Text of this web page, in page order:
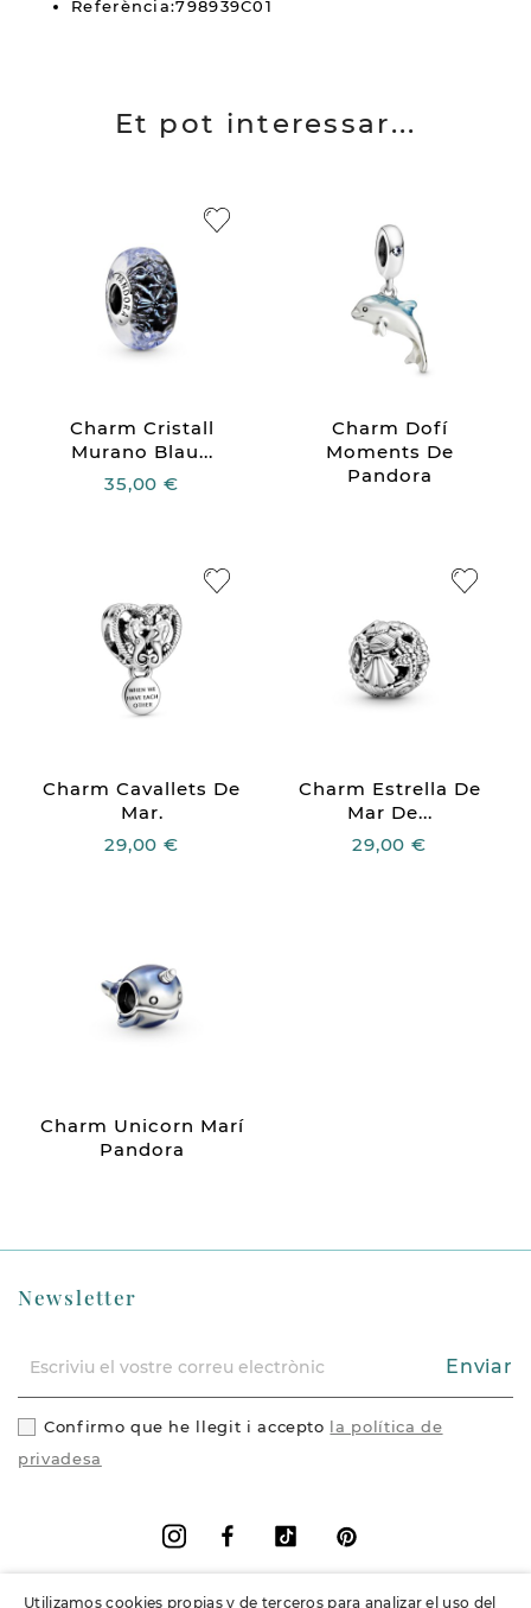
Referència:798939C01
Et pot interessar...
Charm Cristall
Murano Blau...
35,00 €
Charm Dofí
Moments De
Pandora
Charm Cavallets De
Mar.
29,00 €
Charm Estrella De
Mar De...
29,00 €
Charm Unicorn Marí
Pandora
Newsletter
Enviar
Confirmo que he llegit i accepto la política de
privadesa
FacebookVimeo
Instagram
Utilizamos cookies propias y de terceros para analizar el uso del